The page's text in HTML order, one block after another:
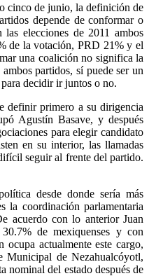
cinco de junio, la definición de
depende de conformar o
elecciones de 2011 ambos
de la votación, PRD 21% y el
una coalición no significa la
partidos, sí puede ser un
decidir ir juntos o no.
definir primero a su dirigencia
Agustín Basave, y después
para elegir candidato
en su interior, las llamadas
seguir al frente del partido.
desde donde sería más
la coordinación parlamentaria
acuerdo con lo anterior Juan
de mexiquenses y con
actualmente este cargo,
Municipal de Nezahualcóyotl,
nominal del estado después de